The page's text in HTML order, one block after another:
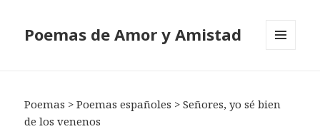
Poemas de Amor y Amistad
Poemas >Poemas españoles >Señores, yo sé bien
de los venenos